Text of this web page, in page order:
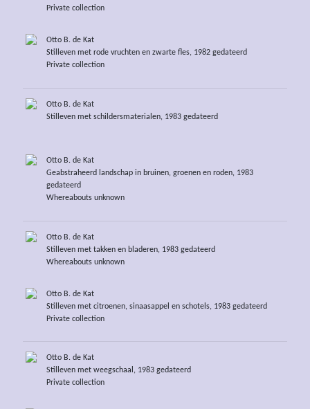
Private collection
Otto B. de Kat
Stilleven met rode vruchten en zwarte fles, 1982 gedateerd
Private collection
Otto B. de Kat
Stilleven met schildersmaterialen, 1983 gedateerd
Otto B. de Kat
Geabstraheerd landschap in bruinen, groenen en roden, 1983
gedateerd
Whereabouts unknown
Otto B. de Kat
Stilleven met takken en bladeren, 1983 gedateerd
Whereabouts unknown
Otto B. de Kat
Stilleven met citroenen, sinaasappel en schotels, 1983 gedateerd
Private collection
Otto B. de Kat
Stilleven met weegschaal, 1983 gedateerd
Private collection